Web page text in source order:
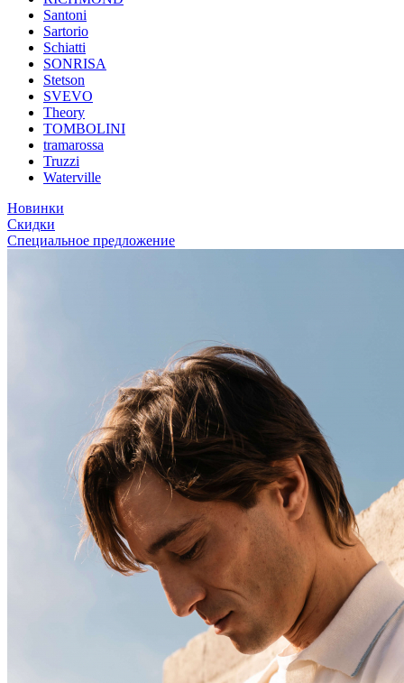
Santoni
Sartorio
Schiatti
SONRISA
Stetson
SVEVO
Theory
TOMBOLINI
tramarossa
Truzzi
Waterville
Новинки
Скидки
Специальное предложение